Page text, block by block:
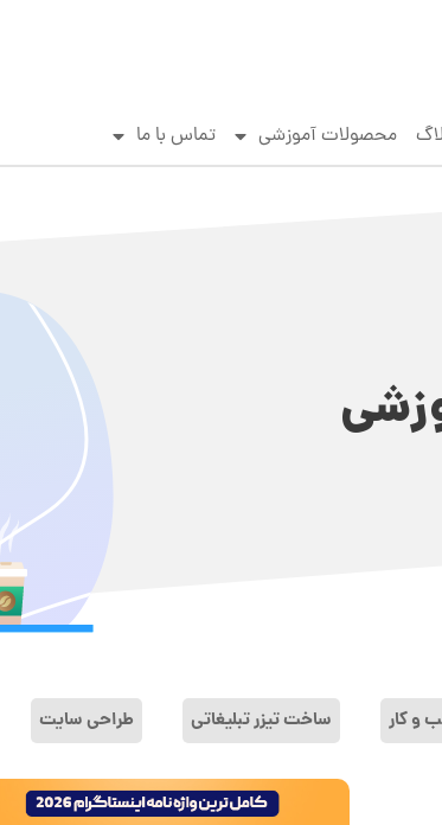
محصولات آموزشی تماس با ما
و کار ساخت تیزر تبلیغاتی طراحی سایت